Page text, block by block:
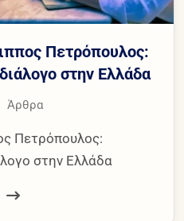
Πετρόπουλος:
στην Ελλάδα
Άρθρα
Πετρόπουλος:
στην Ελλάδα